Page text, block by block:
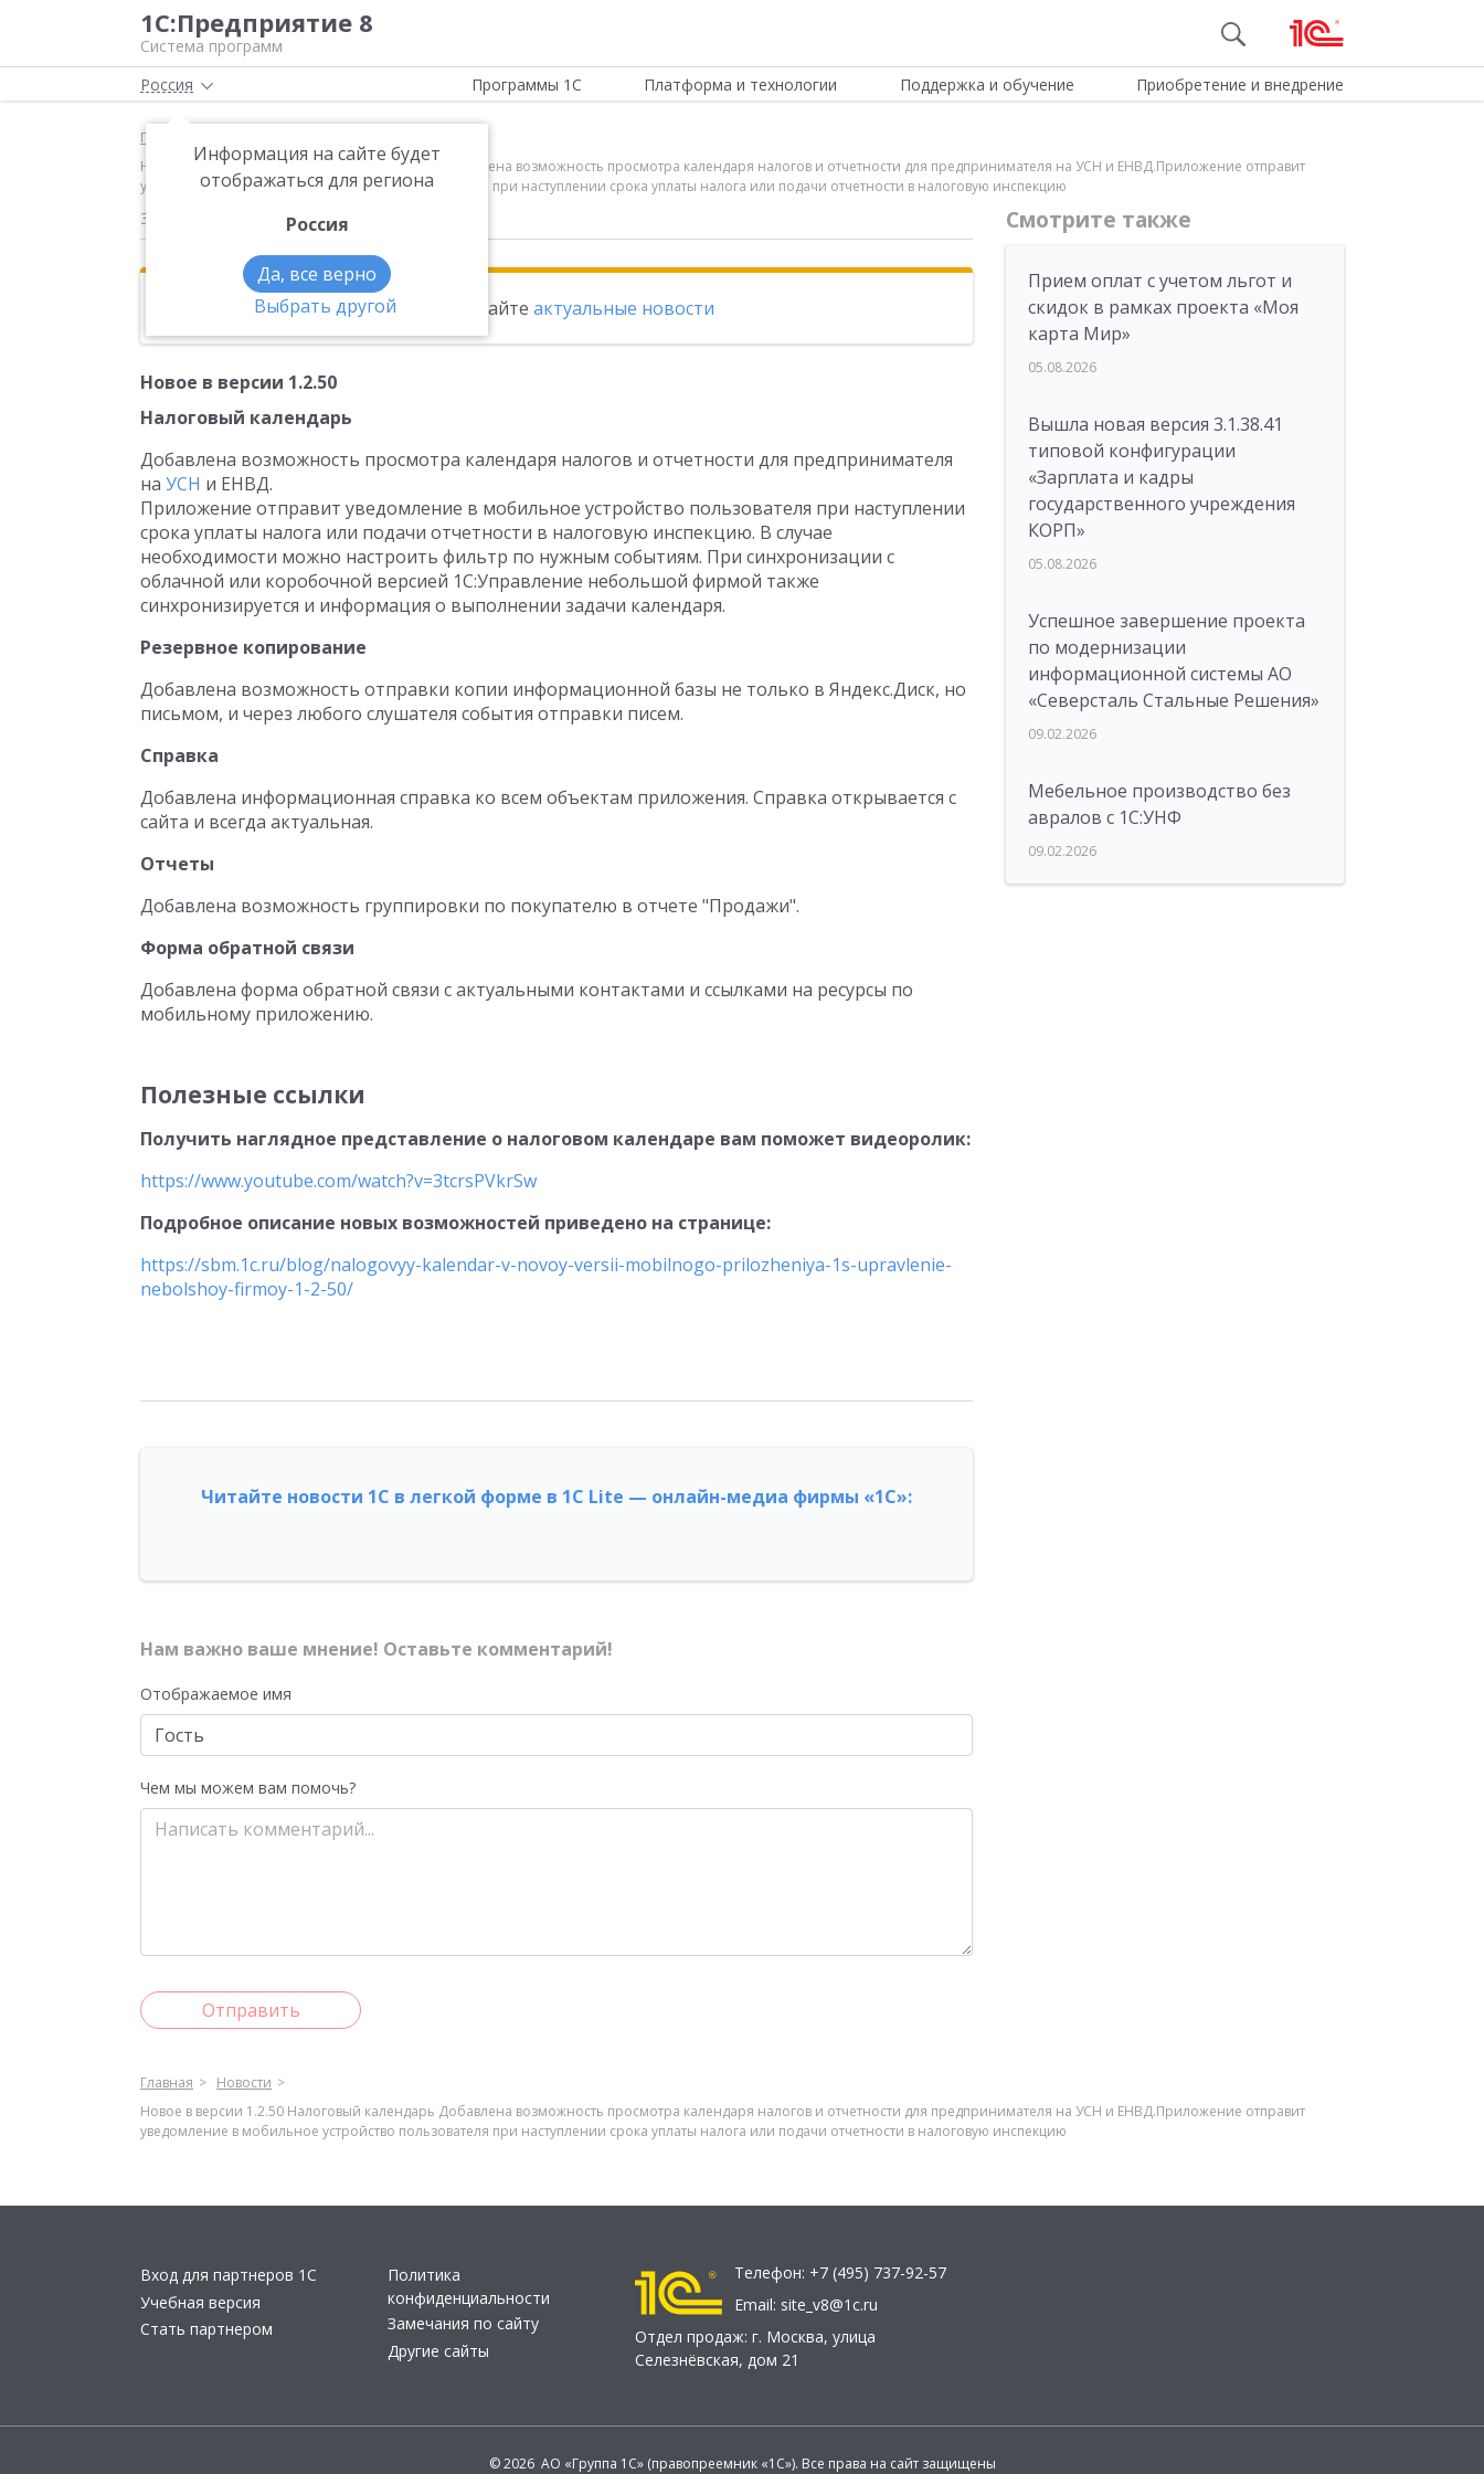
1С:Предприятие 8
Система программ
Россия
Информация на сайте будет
отображаться для региона
Россия
Да, все верно
Выбрать другой
Программы 1С Платформа и технологии Поддержка и обучение Приобретение и внедрение
Главная
Новое в версии 1.2.50 Налоговый календарь Добавлена возможность просмотра календаря налогов и отчетности для предпринимателя на УСН и ЕНВД.Приложение отправит
уведомление в мобильное устройство пользователя при наступлении срока уплаты налога или подачи отчетности в налоговую инспекцию
30.09.2016
Эта новость находится в архиве. Читайте актуальные новости
Новое в версии 1.2.50
Налоговый календарь
Добавлена возможность просмотра календаря налогов и отчетности для предпринимателя
на УСН и ЕНВД.
Приложение отправит уведомление в мобильное устройство пользователя при наступлении
срока уплаты налога или подачи отчетности в налоговую инспекцию. В случае
необходимости можно настроить фильтр по нужным событиям. При синхронизации с
облачной или коробочной версией 1С:Управление небольшой фирмой также
синхронизируется и информация о выполнении задачи календаря.
Резервное копирование
Добавлена возможность отправки копии информационной базы не только в Яндекс.Диск, но
письмом, и через любого слушателя события отправки писем.
Справка
Добавлена информационная справка ко всем объектам приложения. Справка открывается с
сайта и всегда актуальная.
Отчеты
Добавлена возможность группировки по покупателю в отчете "Продажи".
Форма обратной связи
Добавлена форма обратной связи с актуальными контактами и ссылками на ресурсы по
мобильному приложению.
Полезные ссылки
Получить наглядное представление о налоговом календаре вам поможет видеоролик:
https://www.youtube.com/watch?v=3tcrsPVkrSw
Подробное описание новых возможностей приведено на странице:
https://sbm.1c.ru/blog/nalogovyy-kalendar-v-novoy-versii-mobilnogo-prilozheniya-1s-upravlenie-
nebolshoy-firmoy-1-2-50/
Читайте новости 1С в легкой форме в 1С Lite — онлайн-медиа фирмы «1С»:
Нам важно ваше мнение! Оставьте комментарий!
Отображаемое имя
Чем мы можем вам помочь?
Отправить
Смотрите также
Прием оплат с учетом льгот и
скидок в рамках проекта «Моя
карта Мир»
05.08.2026
Вышла новая версия 3.1.38.41
типовой конфигурации
«Зарплата и кадры
государственного учреждения
КОРП»
05.08.2026
Успешное завершение проекта
по модернизации
информационной системы АО
«Северсталь Стальные Решения»
09.02.2026
Мебельное производство без
авралов с 1С:УНФ
09.02.2026
Главная
Новости
Новое в версии 1.2.50 Налоговый календарь Добавлена возможность просмотра календаря налогов и отчетности для предпринимателя на УСН и ЕНВД.Приложение отправит
уведомление в мобильное устройство пользователя при наступлении срока уплаты налога или подачи отчетности в налоговую инспекцию
Вход для партнеров 1С
Учебная версия
Стать партнером
Политика
конфиденциальности
Замечания по сайту
Другие сайты
Телефон: +7 (495) 737-92-57
Email: site_v8@1c.ru
Отдел продаж: г. Москва, улица
Селезнёвская, дом 21
© 2026 АО «Группа 1С» (правопреемник «1С»). Все права на сайт защищены